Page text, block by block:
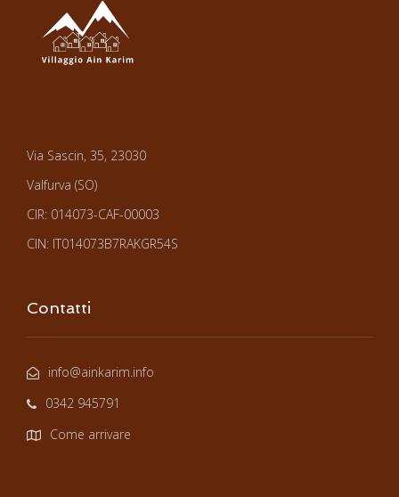
Via Sascin, 35, 23030
Valfurva (SO)
CIR: 014073-CAF-00003
CIN: IT014073B7RAKGR54S
Contatti
info@ainkarim.info
0342 945791
Come arrivare